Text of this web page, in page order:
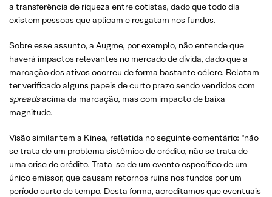
a transferência de riqueza entre cotistas, dado que todo dia
existem pessoas que aplicam e resgatam nos fundos.
Sobre esse assunto, a Augme, por exemplo, não entende que
haverá impactos relevantes no mercado de dívida, dado que a
marcação dos ativos ocorreu de forma bastante célere. Relatam
ter verificado alguns papeis de curto prazo sendo vendidos com
spreadsacima da marcação, mas com impacto de baixa
magnitude.
Visão similar tem a Kinea, refletida no seguinte comentário: “não
se trata de um problema sistêmico de crédito, não se trata de
uma crise de crédito. Trata-se de um evento específico de um
único emissor, que causam retornos ruins nos fundos por um
período curto de tempo. Desta forma, acreditamos que eventuais